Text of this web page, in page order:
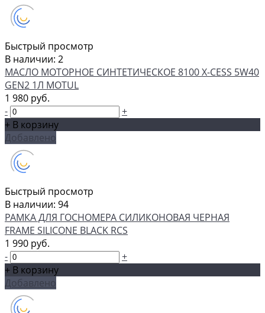
Быстрый просмотр
В наличии: 2
МАСЛО МОТОРНОЕ СИНТЕТИЧЕСКОЕ 8100 X-CESS 5W40
GEN2 1Л MOTUL
1 980 руб.
-
+
+ В корзину
Добавлено
Быстрый просмотр
В наличии: 94
РАМКА ДЛЯ ГОСНОМЕРА СИЛИКОНОВАЯ ЧЕРНАЯ
FRAME SILICONE BLACK RCS
1 990 руб.
-
+
+ В корзину
Добавлено